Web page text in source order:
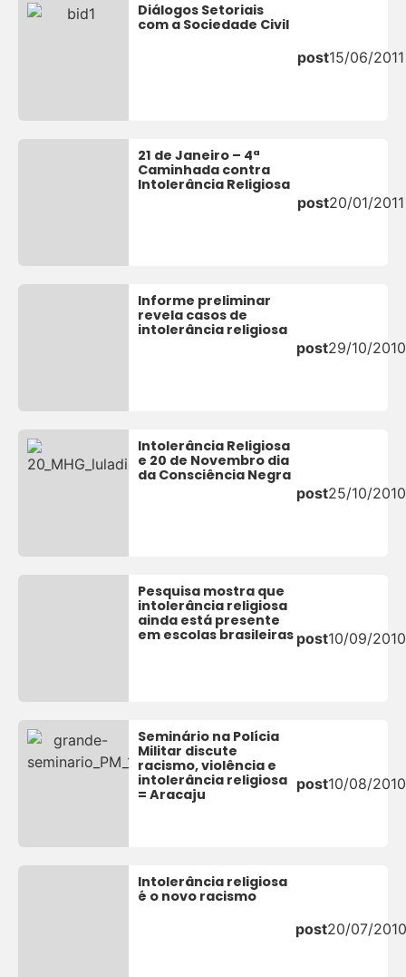
Diálogos Setoriais
com a Sociedade Civil
post15/06/2011
21 de Janeiro – 4ª
Caminhada contra
Intolerância Religiosa
post20/01/2011
Informe preliminar
revela casos de
intolerância religiosa
post29/10/2010
Intolerância Religiosa
e 20 de Novembro dia
da Consciência Negra
post25/10/2010
Pesquisa mostra que
intolerância religiosa
ainda está presente
em escolas brasileiras post10/09/2010
Seminário na Polícia
Militar discute
racismo, violência e
intolerância religiosa
= Aracaju
post10/08/2010
Intolerância religiosa
é o novo racismo
post20/07/2010